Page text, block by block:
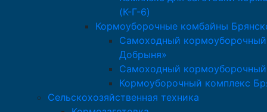
(К-Г-6)
Кормоуборочные комбайны
Самоходный
Добрыня»
Самоходный
Кормоуборочный комплекс
Сельскохозяйственная техника